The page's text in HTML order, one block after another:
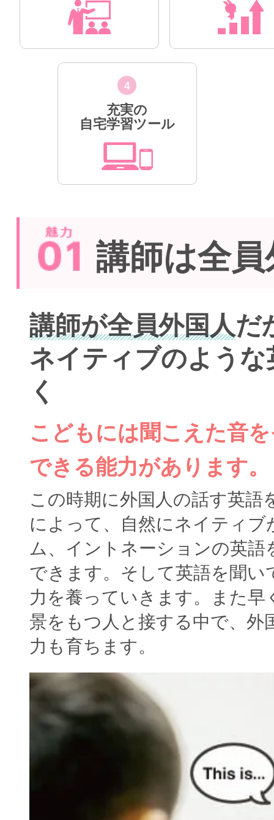
4
充実の
自宅学習ツール
講師は全
講師が全員外国人だ
ネイティブのよう
く
こどもには聞こえた音
できる能力があります。
この時期に外国人の話す英語
によって、自然にネイティブ
ム、イントネーションの英語
できます。そして英語を聞い
力を養っていきます。また早
景をもつ人と接する中で、外
力も育ちます。